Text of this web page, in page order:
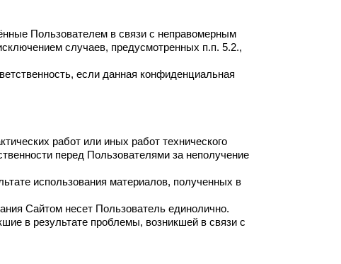
Пользователем в связи с неправомерным
случаев, предусмотренных п.п. 5.2.,
если данная конфиденциальная
работ или иных работ технического
перед Пользователями за неполучение
использования материалов, полученных в
Сайтом несет Пользователь единолично.
в результате проблемы, возникшей в связи с